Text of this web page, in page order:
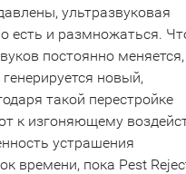
ультразвуковая
есть и размножаться.
постоянно
новый,
такой перестройке
к изгоняющему
устрашения
времени, пока Pest